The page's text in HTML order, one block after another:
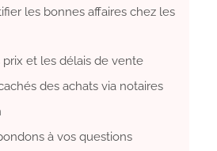
les bonnes affaires chez les
prix et les délais de vente
des achats via notaires
à vos questions